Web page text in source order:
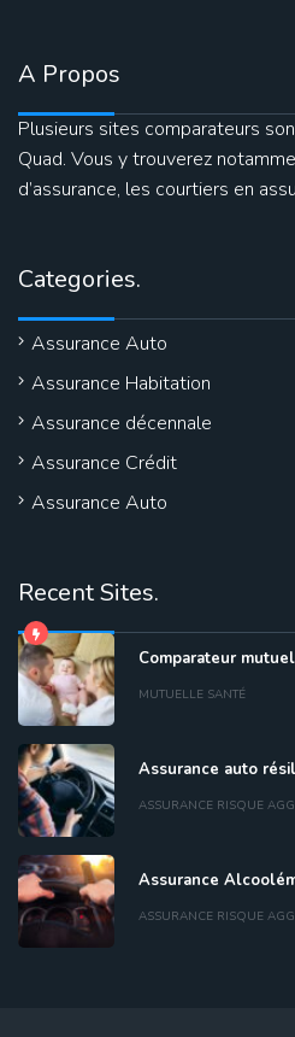
A Propos
Plusieurs sites comparateurs
Quad. Vous y trouverez
d’assurance, les courtiers en
Categories.
Assurance Auto
Assurance Habitation
Assurance décennale
Assurance Crédit
Assurance Auto
Recent Sites.
Comparateur
MUTUELLE SANTÉ
Assurance auto
ASSURANCE RISQUE
Assurance
ASSURANCE RISQUE